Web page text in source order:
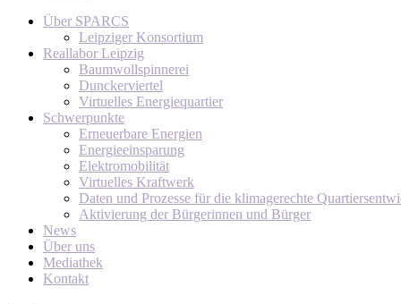
Über SPARCS
Leipziger Konsortium
Reallabor Leipzig
Baumwollspinnerei
Dunckerviertel
Virtuelles Energiequartier
Schwerpunkte
Erneuerbare Energien
Energieeinsparung
Elektromobilität
Virtuelles Kraftwerk
Daten und Prozesse für die klimagerechte
Aktivierung der Bürgerinnen und Bürger
News
Über uns
Mediathek
Kontakt